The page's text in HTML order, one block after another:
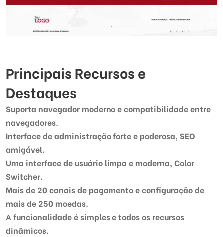
Principais Recursos e
Destaques
Suporta navegador moderno e compatibilidade entre
navegadores.
Interface de administração forte e poderosa, SEO
amigável.
Uma interface de usuário limpa e moderna, Color
Switcher.
Mais de 20 canais de pagamento e configuração de
mais de 250 moedas.
A funcionalidade é simples e todos os recursos
dinâmicos.